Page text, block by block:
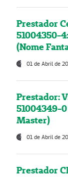
Prestador
51004350-
(Nome
01 de Abril de
Prestador:
51004349-
Master)
01 de Abril de
Prestador